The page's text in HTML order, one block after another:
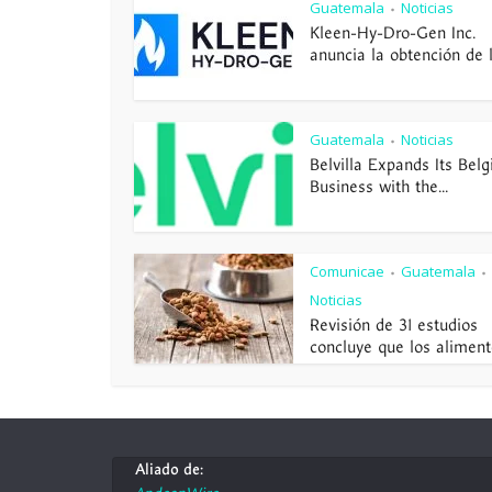
Guatemala • Noticias
Kleen-Hy-Dro-Gen Inc.
anuncia la obtención de
Guatemala • Noticias
Belvilla Expands Its
Business with the...
Comunicae • Guatemala •
Noticias
Revisión de 31 estudios
concluye que los
Aliado de: